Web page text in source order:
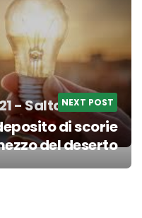
- Salto diNEXT POST
di scorie
del deserto